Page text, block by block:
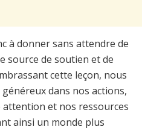
à donner sans attendre de
source de soutien et de
cette leçon, nous
dans nos actions,
et nos ressources
ainsi un monde plus